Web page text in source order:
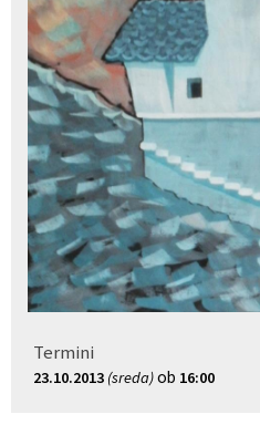
Termini
23.10.2013 (sreda)ob 16:00
Projekti in investicije
Varstvo osebnih podatkov
Informacije javnega značaja
Lokalne volitve